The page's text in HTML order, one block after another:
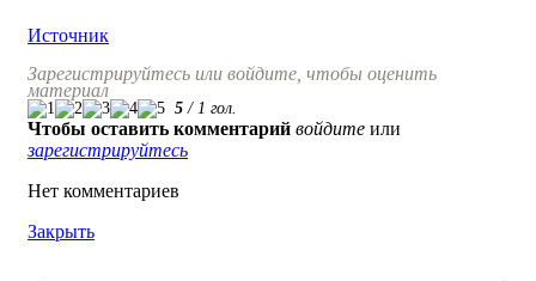
Источник
Зарегистрируйтесь или войдите, чтобы оценить
материал
5 / 1 гол.
Чтобы оставить комментарий войдите или
зарегистрируйтесь
Нет комментариев
Закрыть